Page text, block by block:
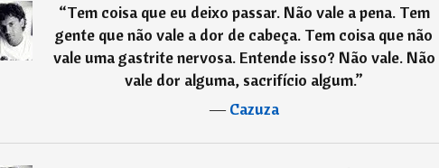
“Tem coisa que eu deixo passar. Não vale a pena. Tem
gente que não vale a dor de cabeça. Tem coisa que não
vale uma gastrite nervosa. Entende isso? Não vale. Não
vale dor alguma, sacrifício algum.”
―Cazuza